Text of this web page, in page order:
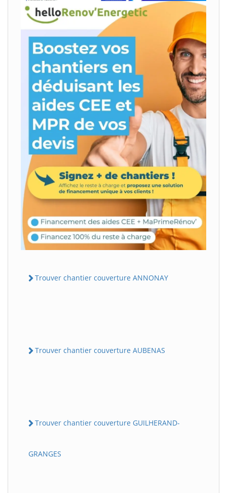
Trouver chantier couverture ANNONAY
Trouver chantier couverture AUBENAS
Trouver chantier couverture GUILHERAND-
GRANGES